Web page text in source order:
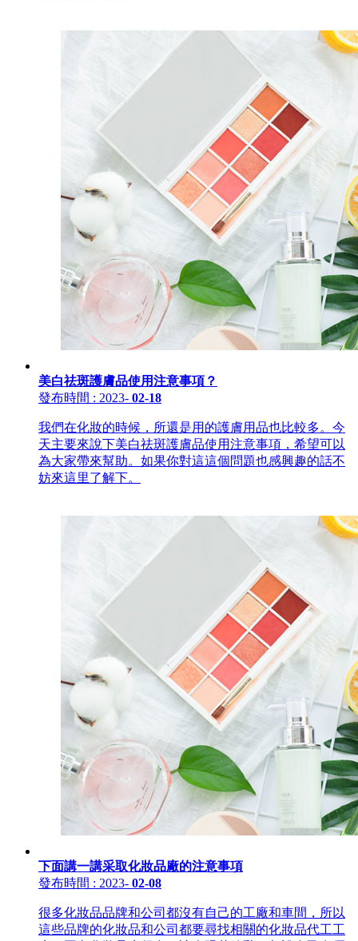
美白祛斑護膚品使用注意事項？
發布時間 : 2023- 02-18
我們在化妝的時候，所還是用的護膚用品也比較多。今
天主要來說下美白祛斑護膚品使用注意事項，希望可以
為大家帶來幫助。如果你對這這個問題也感興趣的話不
妨來這里了解下。
下面講一講采取化妝品廠的注意事項
發布時間 : 2023- 02-08
很多化妝品品牌和公司都沒有自己的工廠和車間，所以
這些品牌的化妝品和公司都要尋找相關的化妝品代工工